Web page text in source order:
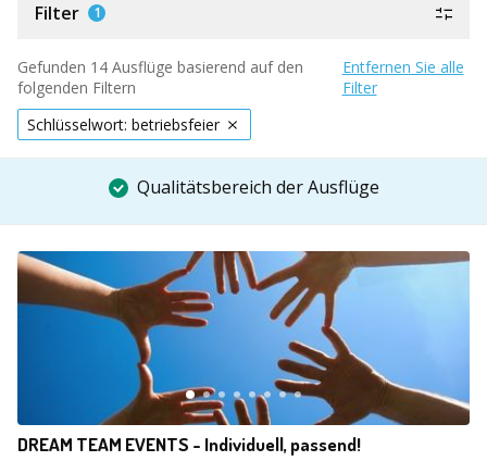
Filter 1
Gefunden 14 Ausflüge basierend auf den
folgenden Filtern
Entfernen Sie alle
Filter
Schlüsselwort: betriebsfeier
Qualitätsbereich der Ausflüge
DREAM TEAM EVENTS - Individuell, passend!